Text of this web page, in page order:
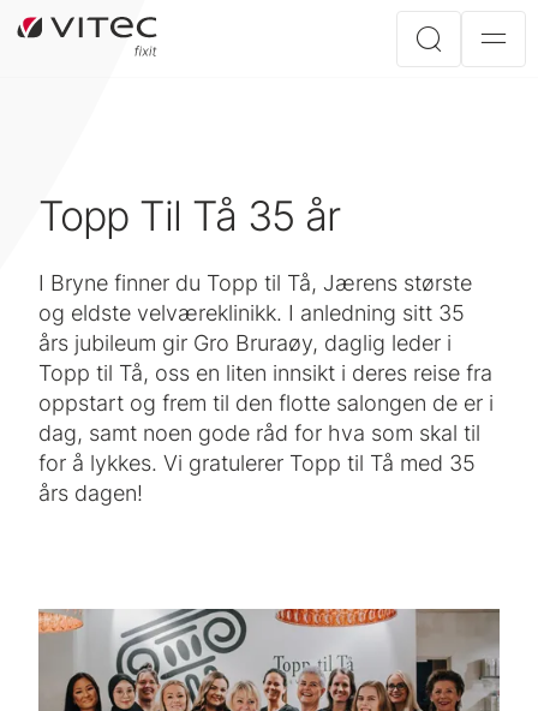
Topp Til Tå 35 år
I Bryne finner du Topp til Tå, Jærens største
og eldste velværeklinikk. I anledning sitt 35
års jubileum gir Gro Bruraøy, daglig leder i
Topp til Tå, oss en liten innsikt i deres reise fra
oppstart og frem til den flotte salongen de er i
dag, samt noen gode råd for hva som skal til
for å lykkes. Vi gratulerer Topp til Tå med 35
års dagen!